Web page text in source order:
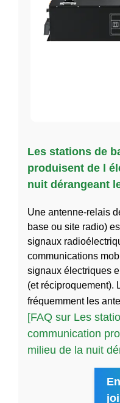
Les stations de
produisent de l
nuit dérangeant
Une antenne-relais
base ou site radio)
signaux
communications
signaux électriques
(et réciproquement).
fréquemment les
[FAQ sur Les
communication
milieu de la nuit